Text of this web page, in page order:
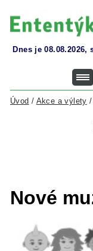
Dnes je 08.08.2026,
Úvod / Akce a výlety /
Nové